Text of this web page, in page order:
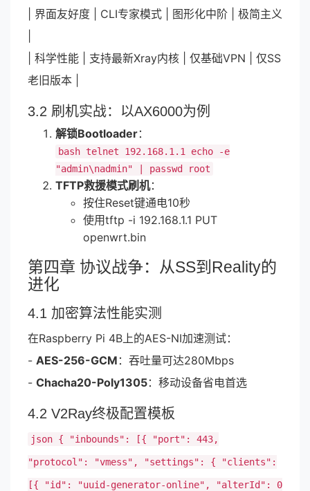
| 界面友好度 | CLI专家模式 | 图形化中阶 | 极简主义
| 科学性能 | 支持最新Xray内核 | 仅基础VPN | 仅SS
老旧版本 |
3.2 刷机实战：以AX6000为例
解锁Bootloader：
bash telnet 192.168.1.1 echo -e
"admin\nadmin" | passwd root
TFTP救援模式刷机：
按住Reset键通电10秒
使用tftp -i 192.168.1.1 PUT
openwrt.bin
第四章 协议战争：从SS到Reality的
进化
4.1 加密算法性能实测
在Raspberry Pi 4B上的AES-NI加速测试：
- AES-256-GCM ：吞吐量可达280Mbps
- Chacha20-Poly1305：移动设备省电首选
4.2 V2Ray终极配置模板
json { "inbounds": [{ "port": 443,
"protocol": "vmess", "settings": { "clients":
[{ "id": "uuid-generator-online", "alterId": 0